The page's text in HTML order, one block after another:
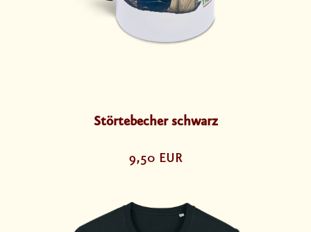
Störtebecher schwarz
9,50 EUR